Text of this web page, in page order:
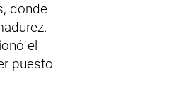
donde
el
puesto